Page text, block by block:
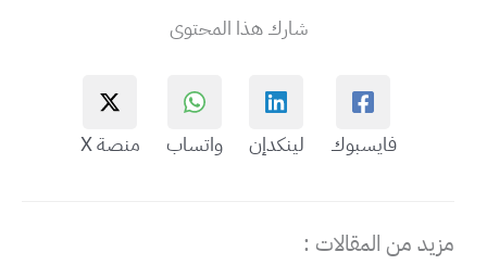
شارك هذا المحتوى
فايسبوك لينكدإن واتساب منصة X
مزيد من المقالات :